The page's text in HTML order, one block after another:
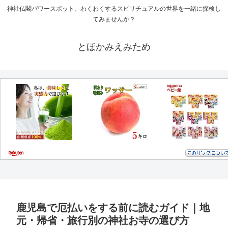
神社仏閣パワースポット、わくわくするスピリチュアルの世界を一緒に探検し
てみませんか？
とほかみえみため
鹿児島で厄払いをする前に読むガイド｜地
元・帰省・旅行別の神社お寺の選び方